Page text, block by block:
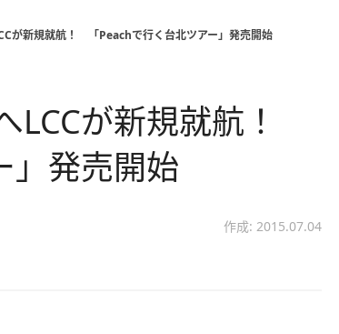
が新規就航！ 「Peachで行く台北ツアー」発売開始
LCCが新規就航！
」発売開始
作成: 2015.07.04